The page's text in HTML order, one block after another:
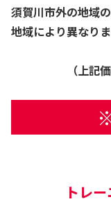
須賀川市外の地域
地域により異なり
（上記
トレ